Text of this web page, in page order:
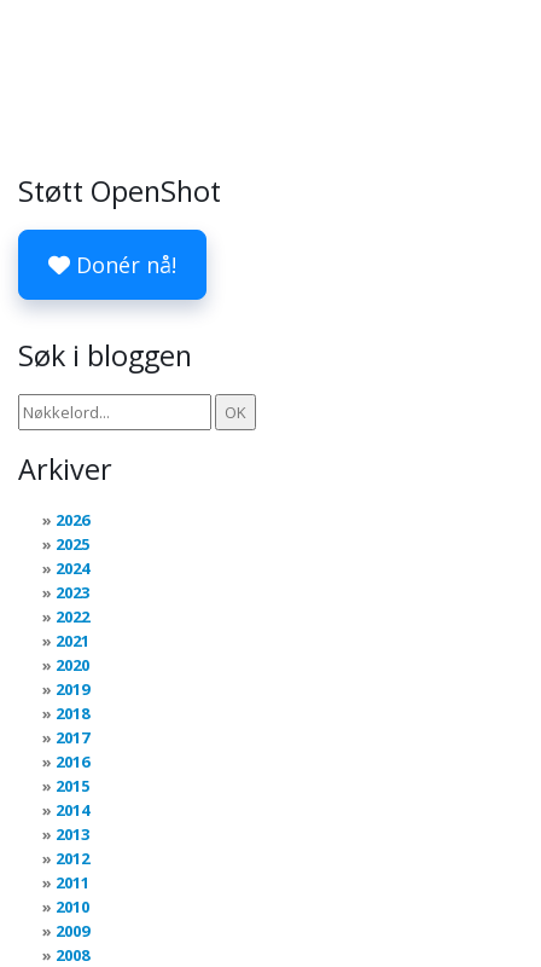
Støtt OpenShot
Donér nå!
Søk i bloggen
Arkiver
2026
2025
2024
2023
2022
2021
2020
2019
2018
2017
2016
2015
2014
2013
2012
2011
2010
2009
2008